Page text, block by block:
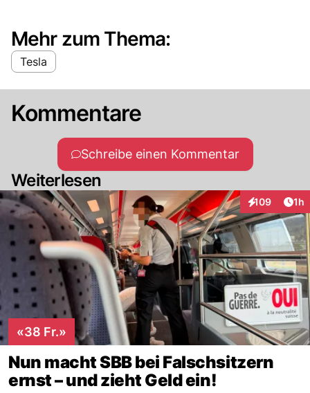
Mehr zum Thema:
Tesla
Kommentare
Schreibe einen Kommentar
Weiterlesen
109
Interaktionen
1h
«38 Fr.»
Nun macht SBB bei Falschsitzern
ernst – und zieht Geld ein!